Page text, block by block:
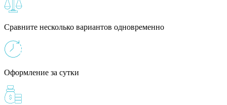
Сравните несколько вариантов одновременно
Оформление за сутки